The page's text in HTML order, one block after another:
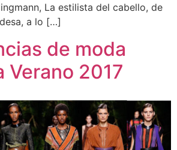
La estilista del cabello, de
a lo […]
de moda
Verano 2017